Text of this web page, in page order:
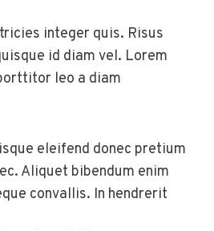
integer quis. Risus
id diam vel. Lorem
leo a diam
eleifend donec pretium
Aliquet bibendum enim
convallis. In hendrerit